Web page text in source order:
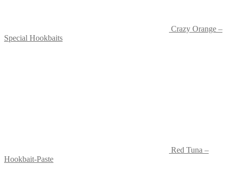
Crazy Orange –
Special Hookbaits
Red Tuna –
Hookbait-Paste